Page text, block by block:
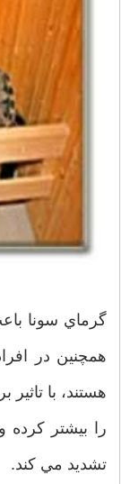
گرماي سونا
همچنين در
هستند، با
را بيشتر کرده
تشديد مي ‌کند.